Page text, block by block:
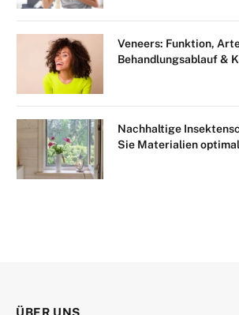
Veneers: Funktion,
Behandlungsablauf &
Nachhaltige
Sie Materialien